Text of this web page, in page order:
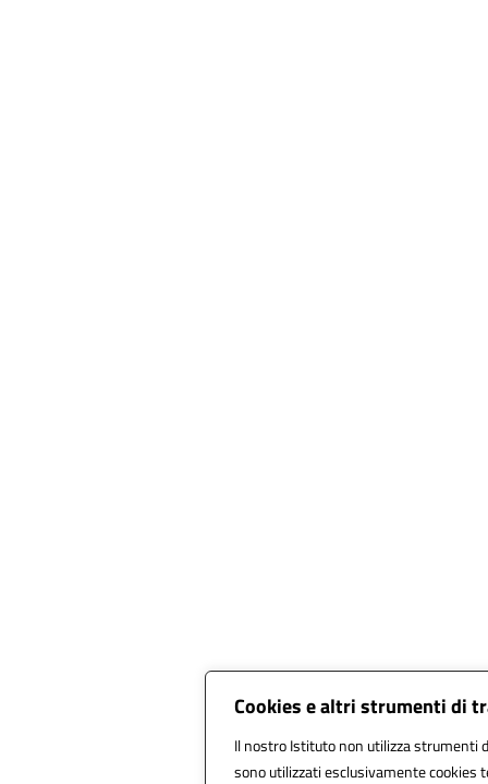
Cookies e altri strumenti di
Il nostro Istituto non utilizza strumenti
sono utilizzati esclusivamente cookies